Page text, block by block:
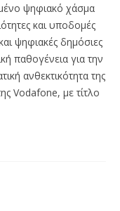
ψηφιακό χάσμα
και υποδομές
ψηφιακές δημόσιες
παθογένεια για την
ανθεκτικότητα της
Vodafone, με τίτλο